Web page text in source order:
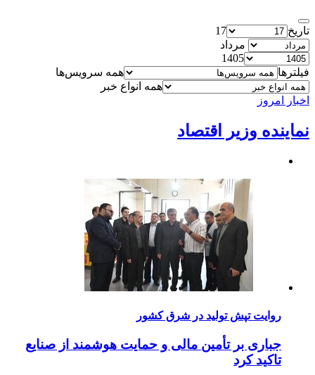
تاریخ
17
مرداد
1405
فیلترها
همه سرویس‌ها
همه انواع خبر
اخبار امروز
نماینده وزیر اقتصاد
روایت تپش تولید در شرق کشور
جباری بر تأمین مالی و حمایت هوشمند از صنایع
تاکید کرد